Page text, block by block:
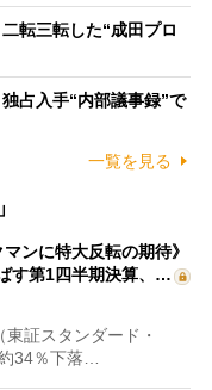
転三転した“成田プロ
占入手“内部議事録”で
一覧を見る
ンに特大反転の期待》
す第1四半期決算、…
証スタンダード・
34％下落…